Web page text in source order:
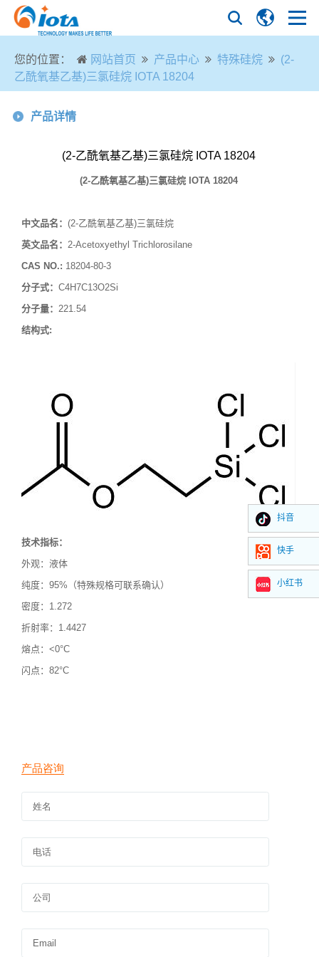
您的位置： 网站首页 产品中心 特殊硅烷
(2-
乙酰氧基乙基)三氯硅烷 IOTA 18204
产品详情
(2-乙酰氧基乙基)三氯硅烷 IOTA 18204
(2-乙酰氧基乙基)三氯硅烷 IOTA 18204
中文品名： (2-乙酰氧基乙基)三氯硅烷
英文品名： 2-Acetoxyethyl Trichlorosilane
CAS NO.: 18204-80-3
分子式： C4H7C13O2Si
分子量： 221.54
结构式:
技术指标：
外观：液体
纯度： 95%（特殊规格可联系确认）
密度： 1.272
折射率：1.4427
熔点：<0°C
闪点： 82°C
抖音
快手
小红书